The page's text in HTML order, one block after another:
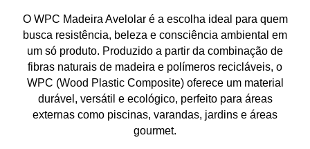
O WPC Madeira Avelolaré a escolha ideal para quem
busca resistência, beleza e consciência ambiental em
um só produto. Produzido a partir da combinação de
fibras naturais de madeira e polímeros recicláveis, o
WPC (Wood Plastic Composite) oferece um material
durável, versátil e ecológico, perfeito para áreas
externas como piscinas, varandas, jardins e áreas
gourmet.